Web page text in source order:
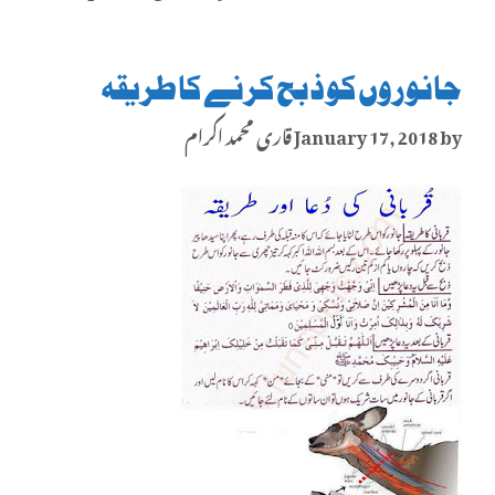
جانوروں کو ذبح کرنے کا طریقہ
January 17, 2018by قاری محمد اکرام